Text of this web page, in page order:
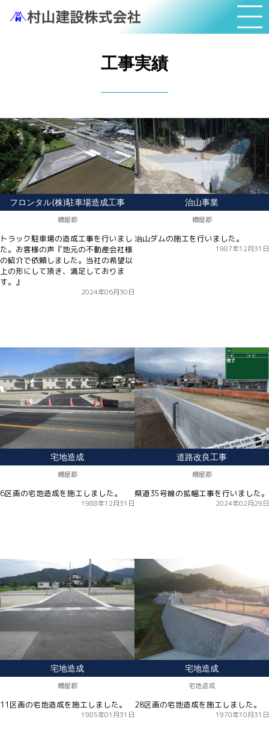
工事実績
フロンタル(株)駐車場造成工事
糟屋郡
トラック駐車場の造成工事を行いまし
た。お客様の声『地元の不動産会社様
の紹介で依頼しました。当社の希望以
上の形にして頂き、満足しておりま
す。』
2024年06月30日
治山事業
糟屋郡
治山ダムの施工を行いました。
1987年12月31日
宅地造成
糟屋郡
6区画の宅地造成を施工しました。
1988年12月31日
道路改良工事
糟屋郡
県道35号線の拡幅工事を行いました。
2024年02月29日
宅地造成
糟屋郡
11区画の宅地造成を施工しました。
1985年01月31日
宅地造成
宅地造成
28区画の宅地造成を施工しました。
1970年10月31日